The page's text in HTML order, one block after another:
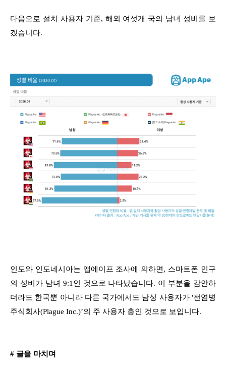
다음으로 설치 사용자 기준, 해외 여섯개 국의 남녀 성비를 보
겠습니다.
인도와 인도네시아는 앱에이프 조사에 의하면, 스마트폰 인구
의 성비가 남녀 9:1인 것으로 나타났습니다. 이 부분을 감안하
더라도 한국뿐 아니라 다른 국가에서도 남성 사용자가 '전염병
주식회사(Plague Inc.)’의 주 사용자 층인 것으로 보입니다.
# 글을 마치며